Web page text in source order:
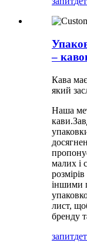
–
Кава має
який
Наша
малих і
іншими
лист,
бренду
запит